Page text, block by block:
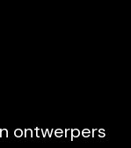
ontwerpers